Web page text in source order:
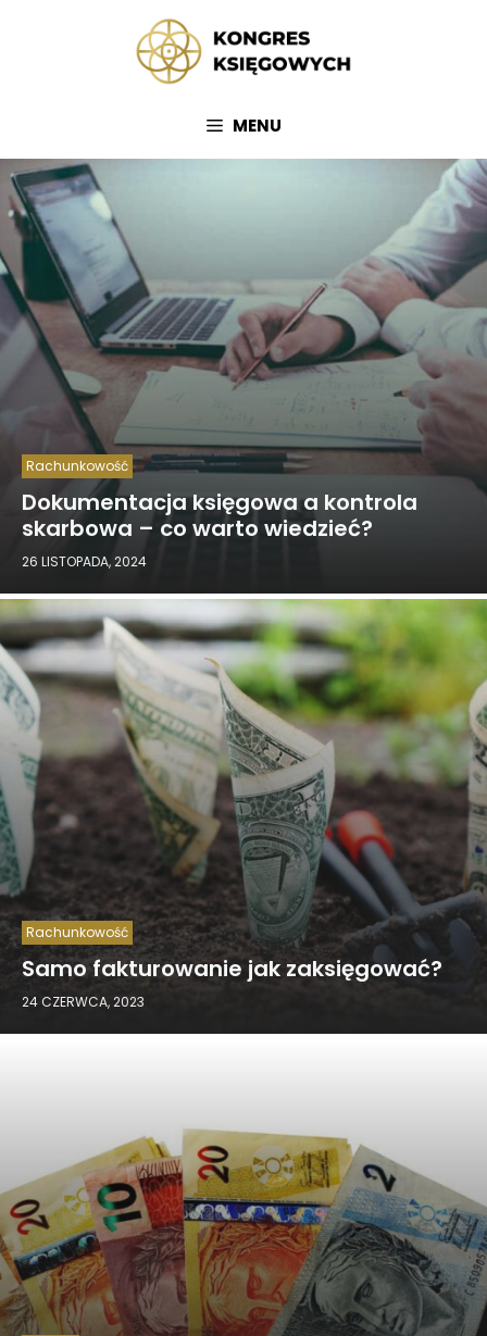
MENU
Rachunkowość
Dokumentacja księgowa a kontrola
skarbowa – co warto wiedzieć?
26 LISTOPADA, 2024
Rachunkowość
Samo fakturowanie jak zaksięgować?
24 CZERWCA, 2023